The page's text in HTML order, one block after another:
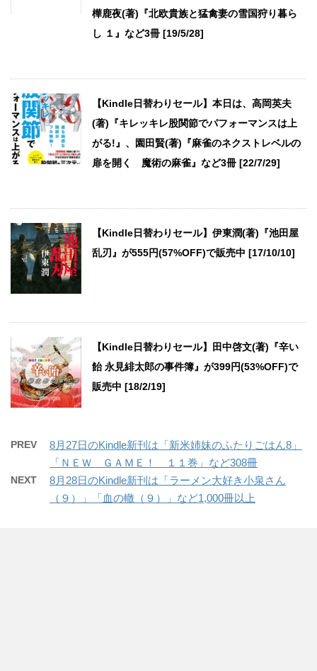
樺鹿夜(著)『北欧貴族と猛禽妻の雪国狩り暮ら
し １』など3冊 [19/5/28]
【Kindle日替わりセール】本日は、高岡英夫
(著)『キレッキレ股関節でパフォーマンスは上
がる!』、園田賢(著)『麻雀のネクストレベルの
扉を開く 魔術の麻雀』など3冊 [22/7/29]
【Kindle日替わりセール】伊東潤(著)『池田屋
乱刃』が555円(57%OFF)で販売中 [17/10/10]
【Kindle日替わりセール】田中啓文(著)『辛い
飴 永見緋太郎の事件簿』が399円(53%OFF)で
販売中 [18/2/19]
PREV
8月27日のKindle新刊は「新米姉妹のふたりごはん8」
「ＮＥＷ ＧＡＭＥ！ １１巻」など308冊
NEXT
8月28日のKindle新刊は「ラーメン大好き小泉さん
（９）」「血の轍（９）」など1,000冊以上